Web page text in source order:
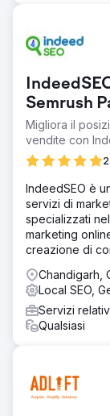
ottimizzato la
ricca di
dei crawler e
visibilità
Google AI
Risultato
In 6 mesi, il
all'interno di
per 38 delle
frequenti. La
in ChatGPT,
AI Overview,
monitorate. I
sono cresciuti
entrata sono
spesa per i
Semrush
Migliora il
vendite con
IndeedSEO è
servizi di
specializzati
marketing
creazione di
Chandigarh,
Local SEO,
Servizi
Qualsiasi